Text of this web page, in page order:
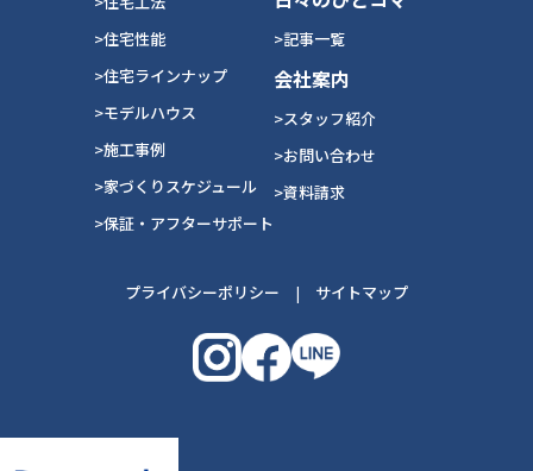
>住宅性能
>住宅ラインナップ
>モデルハウス
>施工事例
>家づくりスケジュール
>保証・アフターサポート
>記事一覧
会社案内
>スタッフ紹介
>お問い合わせ
>資料請求
プライバシーポリシー | サイトマップ